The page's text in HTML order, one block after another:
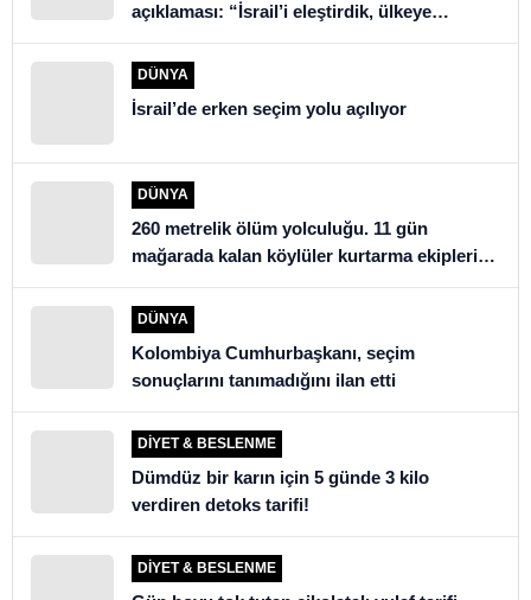
açıklaması: “İsrail’i eleştirdik, ülkeye
alınmadık”
DÜNYA
İsrail’de erken seçim yolu açılıyor
DÜNYA
260 metrelik ölüm yolculuğu. 11 gün
mağarada kalan köylüler kurtarma ekiplerini
şoke etti
DÜNYA
Kolombiya Cumhurbaşkanı, seçim
sonuçlarını tanımadığını ilan etti
DIYET & BESLENME
Dümdüz bir karın için 5 günde 3 kilo
verdiren detoks tarifi!
DIYET & BESLENME